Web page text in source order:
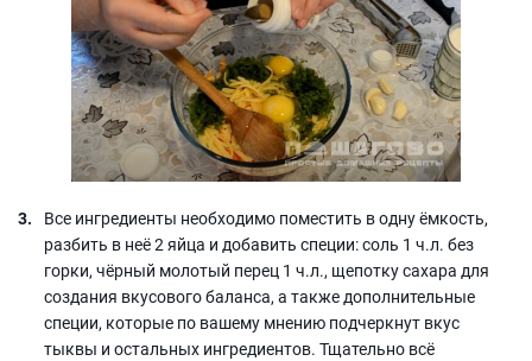
Все ингредиенты необходимо поместить в одну ёмкость,
разбить в неё 2 яйца и добавить специи: соль 1 ч.л. без
горки, чёрный молотый перец 1 ч.л., щепотку сахара для
создания вкусового баланса, а также дополнительные
специи, которые по вашему мнению подчеркнут вкус
тыквы и остальных ингредиентов. Тщательно всё